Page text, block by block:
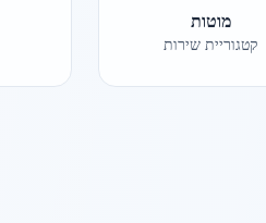
מוטות
קטגוריית שירות